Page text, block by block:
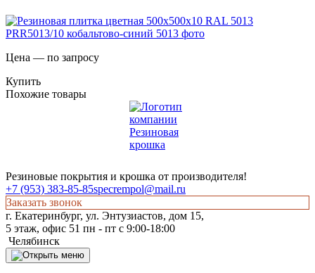
Цена — по запросу
Купить
Похожие товары
Резиновые покрытия и крошка от производителя!
+7 (953) 383-85-85specrempol@mail.ru
Заказать звонок
г. Екатеринбург, ул. Энтузиастов, дом 15,
5 этаж, офис 51 пн - пт с 9:00-18:00
Челябинск